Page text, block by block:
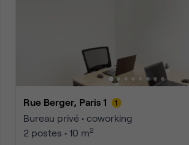
Rue Berger, Paris 1
Bureau privé • coworking
2 postes • 10 m2